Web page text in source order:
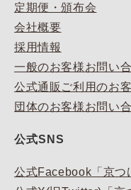
定期便・頒布会
会社概要
採用情報
一般のお客様お問い
公式通販ご利用のお
団体のお客様お問い
公式SNS
公式Facebook「京つ